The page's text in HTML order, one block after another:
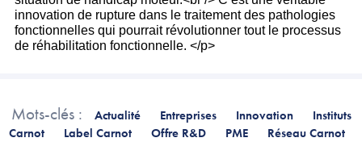
Mots-clés : Actualité Entreprises Innovation
Instituts
Carnot
Label Carnot Offre R&D PME Réseau Carnot